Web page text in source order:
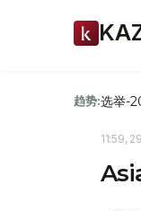
趋势:选举-
11:59,